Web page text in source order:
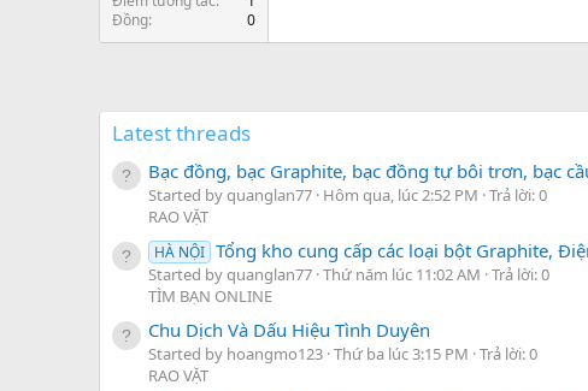
Đồng
0
Latest threads
Bạc đồng, bạc Graphite, bạc đồng tự bôi trơn, bạc
Started by quanglan77 Hôm qua, lúc 2:52 PM Trả lời: 0
RAO VẶT
HÀ NỘI Tổng kho cung cấp các loại bột Graphite,
Started by quanglan77 Thứ năm lúc 11:02 AM Trả lời: 0
TÌM BẠN ONLINE
Chu Dịch Và Dấu Hiệu Tình Duyên
Started by hoangmo123 Thứ ba lúc 3:15 PM Trả lời: 0
RAO VẶT